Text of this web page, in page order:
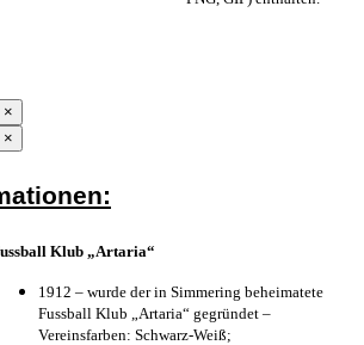
×
×
Klub „Artaria“
1912 – wurde der in Simmering beheimatete
Fussball Klub „Artaria“ gegründet –
Vereinsfarben: Schwarz-Weiß;